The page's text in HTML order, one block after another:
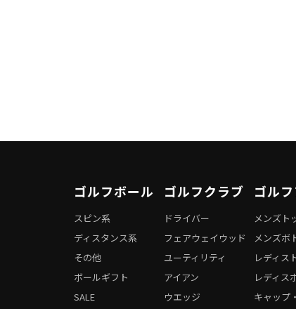
ゴルフボール
スピン系
ディスタンス系
その他
ボールギフト
SALE
ゴルフクラブ
ドライバー
フェアウェイウッド
ユーティリティ
アイアン
ウエッジ
ゴル
メンズト
メンズボ
レディス
レディス
キャップ